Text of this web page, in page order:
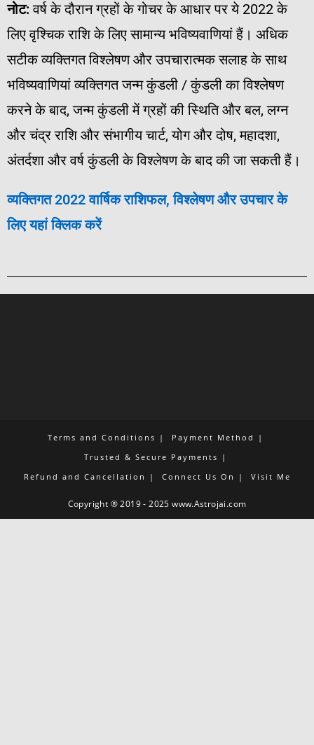
नोट:वर्ष के दौरान ग्रहों के गोचर के आधार पर ये 2022 के
लिए वृश्चिक राशि के लिए सामान्य भविष्यवाणियां हैं। अधिक
सटीक व्यक्तिगत विश्लेषण और उपचारात्मक सलाह के साथ
भविष्यवाणियां व्यक्तिगत जन्म कुंडली / कुंडली का विश्लेषण
करने के बाद, जन्म कुंडली में ग्रहों की स्थिति और बल, लग्न
और चंद्र राशि और संभागीय चार्ट, योग और दोष, महादशा,
अंतर्दशा और वर्ष कुंडली के विश्लेषण के बाद की जा सकती हैं।
व्यक्तिगत2022वार्षिक राशिफल,विश्लेषण और उपचार के
लिए यहां क्लिक करें
Terms and Conditions
Payment Method
Trusted & Secure Payments
Refund and Cancellation
Connect Us On Visit Me
Copyright ® 2019 - 2025 www.Astrojai.com